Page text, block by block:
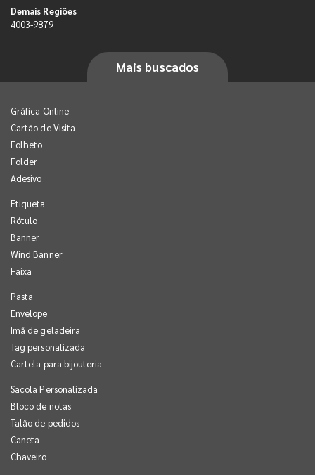
Demais Regiões
4003-9879
Mais buscados
Gráfica Online
Cartão de Visita
Folheto
Folder
Adesivo
Etiqueta
Rótulo
Banner
Wind Banner
Faixa
Pasta
Envelope
Imã de geladeira
Tag personalizada
Cartela para bijouteria
Sacola Personalizada
Bloco de notas
Talão de pedidos
Caneta
Chaveiro